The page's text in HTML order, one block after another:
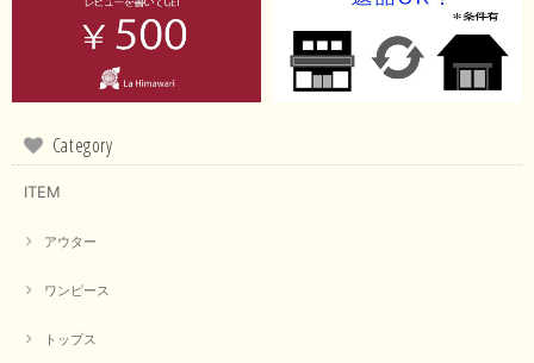
Category
ITEM
アウター
ワンピース
トップス